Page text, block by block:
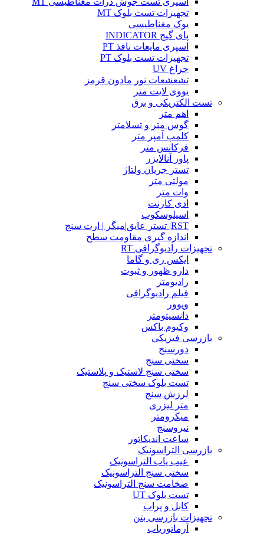
تجهیزات تست بلوک MT
یوک مغناطیسی
پای گیج INDICATOR
اسپری مایعات نافذ PT
تجهیزات تست بلوک PT
چراغ UV
تشعشعات نور مادون قرمز
یووی لایت متر
تست الکتریکی و برق
اهم متر
گوس متر و تسلامتر
کلمپ آمپر متر
فرکانس متر
پاور آنالایزر
تستر جریان ولتاژ
مولتی متر
وات متر
ادی کارنت
اسیلوسکوپ
RST| تستر عایق|میگر | ارت سنج
اندازه گیری مقاومت سطح
تجهیزات رادیوگرافی RT
ایکس ری و گاما
دارو ظهور و ثبوت
رادیومتر
فیلم رادیوگرافی
ویوور
دانسیتومتر
وکیوم باکس
بازرسی فیزیکی
دورسنج
سختی سنج
سختی سنج لاستیک و پلاستیک
تست بلوک سختی سنج
لرزش سنج
متر لیزری
میکرومتر
نیروسنج
ساعت اندیکاتور
بازرسی التراسونیک
عیب یاب التراسونیک
سختی سنج التراسونیک
ضخامت سنج التراسونیک
تست بلوک UT
کابل و پراب
تجهیزات بازرسی بتن
آرماتوریاب